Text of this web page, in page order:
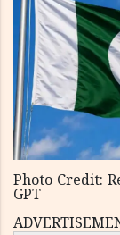
Photo Credit:
GPT